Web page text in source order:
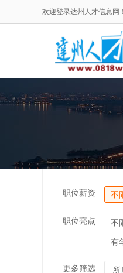
欢迎登录达州人才信息网
职位薪资 不
职位亮点 不
有
更多筛选 所